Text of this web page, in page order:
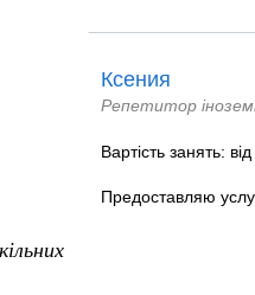
Ксения
Репетитор
Вартість занять:
Предоставляю